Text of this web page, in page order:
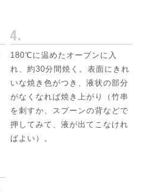
180℃に温めたオーブンに入
れ、約30分間焼く。表面にきれ
いな焼き色がつき、液状の部分
がなくなれば焼き上がり（竹串
を刺すか、スプーンの背などで
押してみて、液が出てこなけれ
ばよい）。